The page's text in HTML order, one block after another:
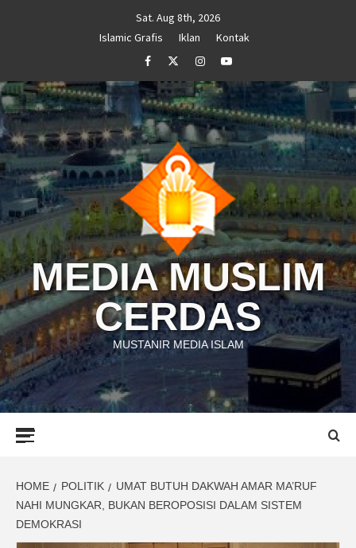
Sat. Aug 8th, 2026
Islamic Grafis
Iklan
Kontak
FacebookTwitterInstagramYoutube
MEDIA MUSLIM
CERDAS
MUSTANIR MEDIA ISLAM
HOME POLITIK
UMAT BUTUH DAKWAH AMAR MA’RUF
NAHI MUNGKAR, BUKAN BEROPOSISI DALAM SISTEM
DEMOKRASI